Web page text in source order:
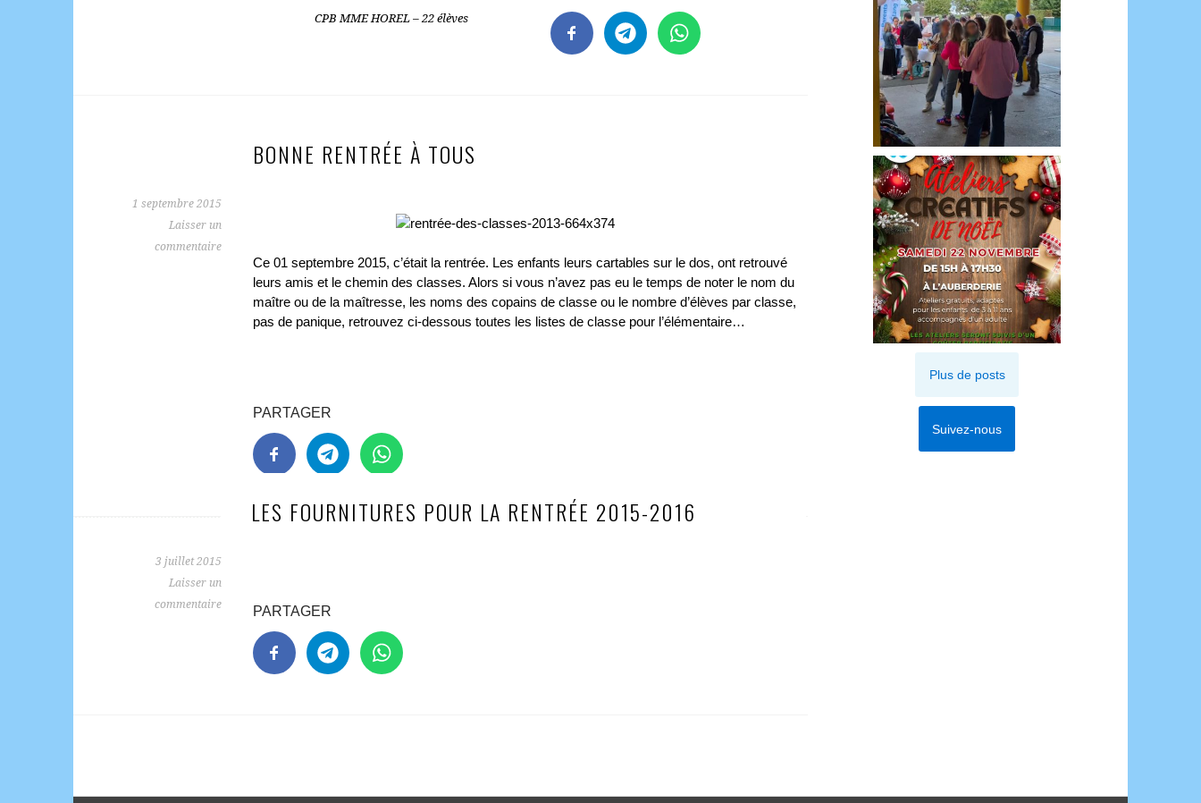
CPB MME HOREL – 22 élèves
BONNE RENTRÉE À TOUS
1 septembre 2015
Laisser un
commentaire
Ce 01 septembre 2015, c’était la rentrée. Les enfants leurs cartables sur le dos, ont retrouvé
leurs amis et le chemin des classes. Alors si vous n’avez pas eu le temps de noter le nom du
maître ou de la maîtresse, les noms des copains de classe ou le nombre d’élèves par classe,
pas de panique, retrouvez ci-dessous toutes les listes de classe pour l’élémentaire…
PARTAGER
LES FOURNITURES POUR LA RENTRÉE 2015-2016
3 juillet 2015
Laisser un
commentaire
PARTAGER
Plus de posts
Suivez-nous